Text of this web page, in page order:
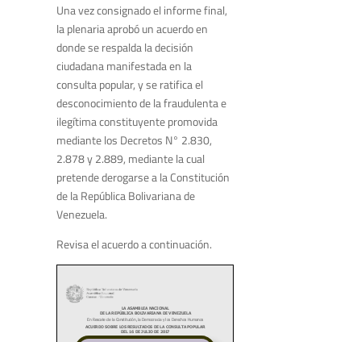
Una vez consignado el informe final,
la plenaria aprobó un acuerdo en
donde se respalda la decisión
ciudadana manifestada en la
consulta popular, y se ratifica el
desconocimiento de la fraudulenta e
ilegítima constituyente promovida
mediante los Decretos N° 2.830,
2.878 y 2.889, mediante la cual
pretende derogarse a la Constitución
de la República Bolivariana de
Venezuela.
Revisa el acuerdo a continuación.